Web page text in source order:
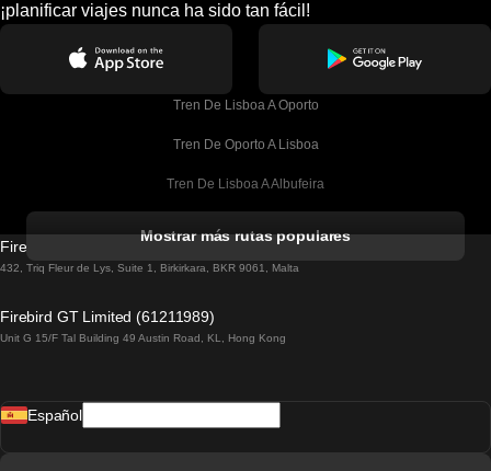
¡planificar viajes nunca ha sido tan fácil!
Tren De Lisboa A Oporto
Tren De Oporto A Lisboa
Tren De Lisboa A Albufeira
Tren De Lisboa A Lagos
Tren De Lisboa A Madrid
Mostrar más rutas populares
Firebird GT Limited (OC 1451)
432, Triq Fleur de Lys, Suite 1, Birkirkara, BKR 9061, Malta
Firebird GT Limited (61211989)
Unit G 15/F Tal Building 49 Austin Road, KL, Hong Kong
Español